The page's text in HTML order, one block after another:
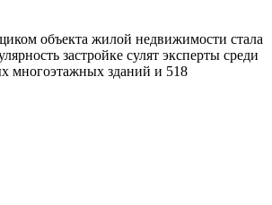
объекта жилой недвижимости стала
застройке сулят эксперты среди
многоэтажных зданий и 518